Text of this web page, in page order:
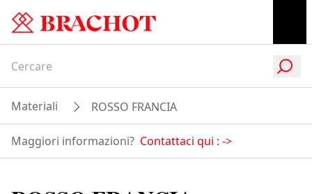
Materiali ROSSO FRANCIA
Maggiori informazioni? Contattaci qui : ->